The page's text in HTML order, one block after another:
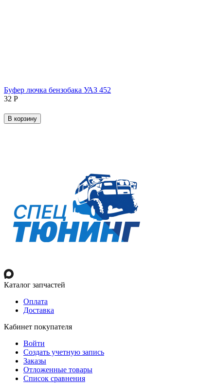
Буфер лючка бензобака УАЗ 452
‍32‍ Р
В корзину
Каталог запчастей
Оплата
Доставка
Кабинет покупателя
Войти
Создать учетную запись
Заказы
Отложенные товары
Список сравнения